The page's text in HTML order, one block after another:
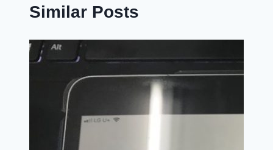
Similar Posts